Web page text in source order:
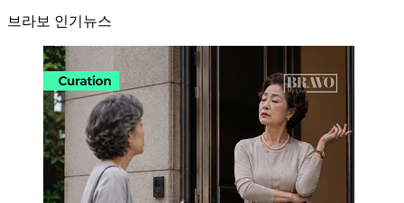
브라보 인기뉴스